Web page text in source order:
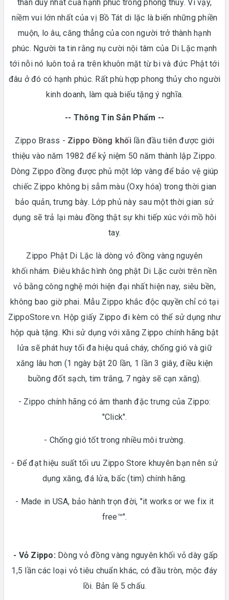
thân duy nhất của hạnh phúc trong phong thuỷ. Vì vậy,
niềm vui lớn nhất của vị Bồ Tát di lặc là biến những phiền
muộn, lo âu, căng thẳng của con người trở thành hạnh
phúc. Người ta tin rằng nụ cười nội tâm của Di Lặc mạnh
tới nỗi nó luôn toả ra trên khuôn mặt từ bi và đức Phật tới
đâu ở đó có hạnh phúc. Rất phù hợp phong thủy cho người
kinh doanh, làm quà biếu tặng ý nghĩa.
-- Thông Tin Sản Phẩm --
Zippo Brass - Zippo Đồng khốilần đầu tiên được giới
thiệu vào năm 1982 để kỷ niệm 50 năm thành lập Zippo.
Dòng Zippo đồng được phủ một lớp vàng để bảo vệ giúp
chiếc Zippo không bị sẫm màu (Oxy hóa) trong thời gian
bảo quản, trưng bày. Lớp phủ này sau một thời gian sử
dụng sẽ trả lại màu đồng thật sự khi tiếp xúc với mồ hôi
tay.
Zippo Phật Di Lặc là dòng vỏ đồng vàng nguyên
khối nhám. Điêu khắc hình ông phật Di Lặc cười trên nền
vỏ bằng công nghệ mới hiện đại nhất hiện nay, siêu bền,
không bao giờ phai. Mẫu Zippo khắc độc quyền chỉ có tại
ZippoStore.vn. Hộp giấy Zippo đi kèm có thể sử dụng như
hộp quà tặng. Khi sử dụng với xăng Zippo chính hãng bật
lửa sẽ phát huy tối đa hiệu quả cháy, chống gió và giữ
xăng lâu hơn (1 ngày bật 20 lần, 1 lần 3 giây, điều kiện
buồng đốt sạch, tim trắng, 7 ngày sẽ cạn xăng).
- Zippo chính hãng có âm thanh đặc trưng của Zippo:
"Click".
- Chống gió tốt trong nhiều môi trường.
- Để đạt hiệu suất tối ưu Zippo Store khuyên bạn nên sử
dụng xăng, đá lửa, bấc (tim) chính hãng.
- Made in USA, bảo hành trọn đời, "it works or we fix it
free™".
- Vỏ Zippo: Dòng vỏ đồng vàng nguyên khối vỏ dày gấp
1,5 lần các loại vỏ tiêu chuẩn khác, có đầu tròn, mộc đáy
lồi. Bản lề 5 chấu.